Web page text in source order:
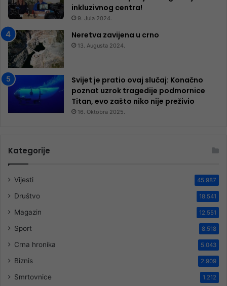
inkluzivnog centra!
9. Jula 2024.
Neretva zavijena u crno
13. Augusta 2024.
Svijet je pratio ovaj slučaj: Konačno
poznat uzrok tragedije podmornice
Titan, evo zašto niko nije preživio
16. Oktobra 2025.
Kategorije
Vijesti 45.987
Društvo 18.541
Magazin 12.551
Sport 8.518
Crna hronika 5.043
Biznis 2.909
Smrtovnice 1.212